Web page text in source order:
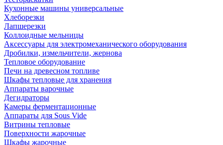
Кухонные машины универсальные
Хлеборезки
Лапшерезки
Коллоидные мельницы
Аксессуары для электромеханического оборудования
Дробилки, измельчители, жернова
Тепловое оборудование
Печи на древесном топливе
Шкафы тепловые для хранения
Аппараты варочные
Дегидраторы
Камеры ферментационные
Аппараты для Sous Vide
Витрины тепловые
Поверхности жарочные
Шкафы жарочные